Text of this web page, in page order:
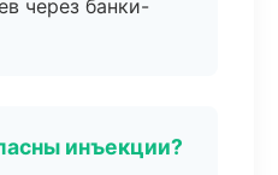
через банки-
инъекции?